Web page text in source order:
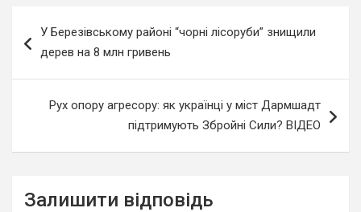
записів
У Березівському районі “чорні лісоруби” знищили
дерев на 8 млн гривень
Рух опору агресору: як українці у міст Дармшадт
підтримують Збройні Сили? ВІДЕО
Залишити відповідь